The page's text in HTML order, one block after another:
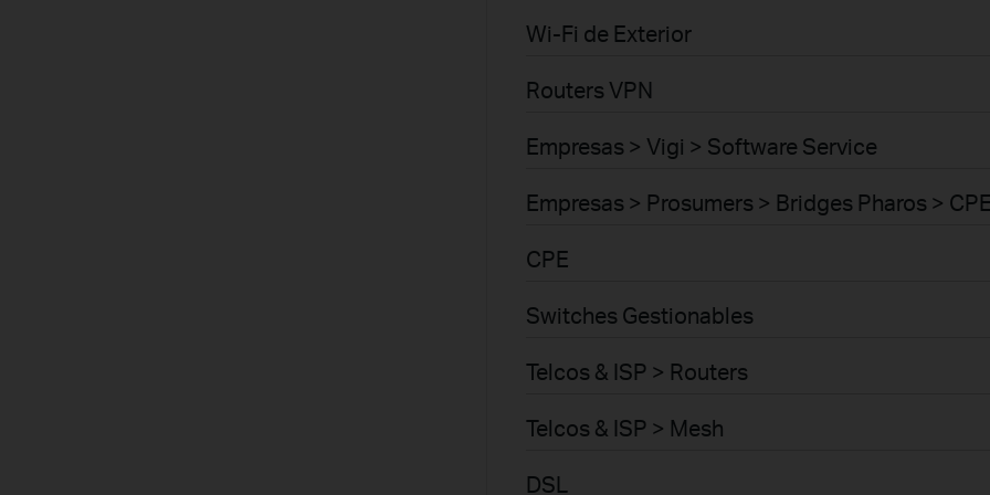
Wi-Fi de Exterior
Routers VPN
Empresas > Vigi > Software Service
Empresas > Prosumers > Bridges Pharos >
CPE
Switches Gestionables
Telcos & ISP > Routers
Telcos & ISP > Mesh
DSL